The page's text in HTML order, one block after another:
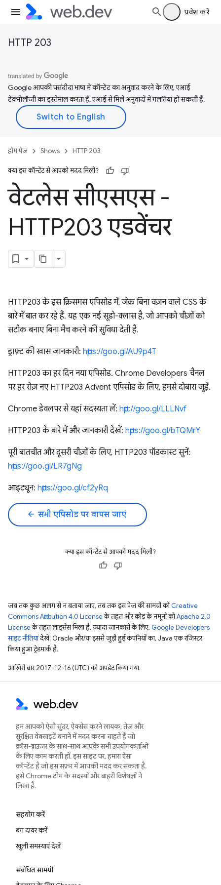
प्रवेश करें
HTTP 203
Google आपकी पसंदीदा भाषा में कॉन्टेंट का अनुवाद करने के लिए, एआई
टेक्नोलॉजी का इस्तेमाल करता है. एआई से मिले अनुवादों में गलतियां हो सकती हैं.
होम पेज Shows HTTP 203
क्या इस कॉन्टेंट से आपको मदद मिली?
वेटलेस सीएसएस -
HTTP203 एडवेंचर
HTTP203 के इस क्रिसमस एपिसोड में, जेक बिना वज़न वाले CSS के
बारे में बात कर रहे हैं. यह एक नई सूडो-क्लास है, जो आपको चीज़ों को
सटीक बनाए बिना मैच करने की सुविधा देती है.
ड्राफ़्ट की खास जानकारी: https://goo.gl/AU9p4T
HTTP203 का हर दिन नया एपिसोड. Chrome Developers चैनल
पर हर रोज़ नए HTTP203 Advent एपिसोड के लिए, हमसे दोबारा जुड़ें.
Chrome डेवलपर से यहां सदस्यता लें: http://goo.gl/LLLNvf
HTTP203 के बारे में और जानकारी देखें: https://goo.gl/bTQMrY
पूरी बातचीत और दूसरी चीज़ों के लिए, HTTP203 पॉडकास्ट सुनें:
https://goo.gl/LR7gNg
आइट्यून: https://goo.gl/cf2yRq
arrow_back सभी एपिसोड पर वापस जाएं
क्या इस कॉन्टेंट से आपको मदद मिली?
जब तक कुछ अलग से न बताया जाए, तब तक इस पेज की सामग्री कोCreative
Commons Attribution 4.0 Licenseके तहत और कोड के नमूनों कोApache 2.0
Licenseके तहत लाइसेंस मिला है. ज़्यादा जानकारी के लिए, Google Developers
साइट नीतियांदेखें. Oracle और/या इससे जुड़ी हुई कंपनियों का, Java एक रजिस्टर
किया हुआ ट्रेडमार्क है.
आखिरी बार 2017-12-16 (UTC) को अपडेट किया गया.
हम आपको ऐसी सुंदर, ऐक्सेस करने लायक, तेज़ और
सुरक्षित वेबसाइटें बनाने में मदद करना चाहते हैं जो
क्रॉस-ब्राउज़र के साथ-साथ आपके सभी उपयोगकर्ताओं
के लिए काम करती हों. इस साइट पर, हमारा ऐसा
कॉन्टेंट है जो इस सफ़र में आपकी मदद कर सकता है.
इसे Chrome टीम के सदस्यों और बाहरी विशेषज्ञों ने
लिखा है.
सहयोग करें
बग दायर करें
खुली समस्याएं देखें
संबंधित सामग्री